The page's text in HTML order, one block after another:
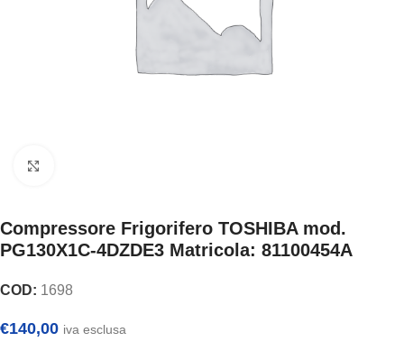
Compressore Frigorifero TOSHIBA mod.
PG130X1C-4DZDE3 Matricola: 81100454A
COD: 1698
€140,00 iva esclusa